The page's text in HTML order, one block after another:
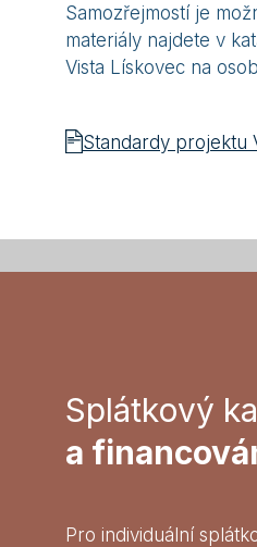
Samozřejmostí je
materiály najdete v
Vista Lískovec na
Standardy projektu
Splátkový
a
Pro individuální